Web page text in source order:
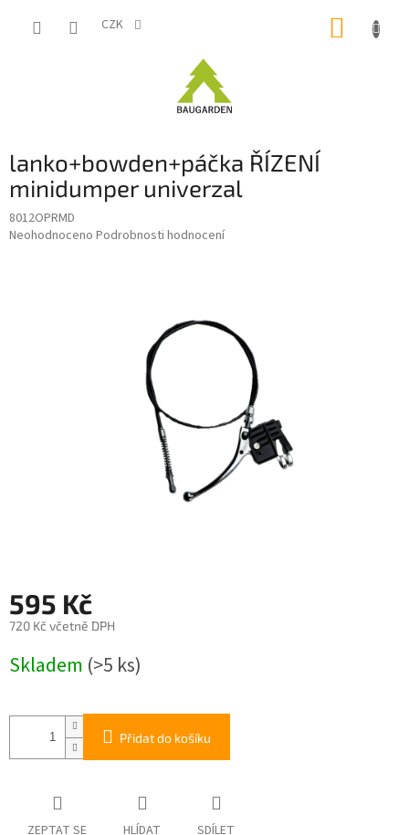
CZK
lanko+bowden+páčka ŘÍZENÍ
minidumper univerzal
8012OPRMD
Průměrné
Neohodnoceno Podrobnosti hodnocení
595 Kč
720 Kč včetně DPH
cena:
Skladem (>5 ks)
Přidat do košíku
ZEPTAT SE HLÍDAT SDÍLET